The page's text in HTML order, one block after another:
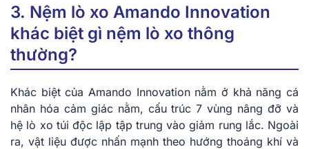
3. Nệm lò xo Amando Innovation
khác biệt gì nệm lò xo thông
thường?
Khác biệt của Amando Innovation nằm ở khả năng cá
nhân hóa cảm giác nằm, cấu trúc 7 vùng nâng đỡ và
hệ lò xo túi độc lập tập trung vào giảm rung lắc. Ngoài
ra, vật liệu được nhấn mạnh theo hướng thoáng khí và